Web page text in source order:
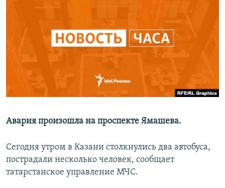
РАСПИСАНИЕ ВЕЩАНИЯ
ПОДПИШИТЕСЬ НА РАССЫЛКУ
СОЦИАЛЬНЫЕ СЕТИ
Все сайты РСЕ/РС
Авария произошла на проспекте Ямашева.
Сегодня утром в Казани столкнулись два автобуса,
пострадали несколько человек, сообщает
татарстанское управление МЧС.